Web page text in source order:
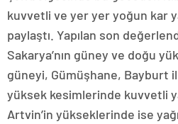
kuvvetli ve yer yer yoğun kar
paylaştı. Yapılan son
Sakarya’nın güney ve doğu
güneyi, Gümüşhane, Bayburt
yüksek kesimlerinde kuvvetli
Artvin’in yükseklerinde ise